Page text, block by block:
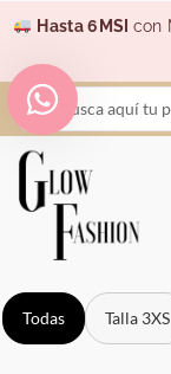
contenido
Hasta 6MSI con
Search
...
Todas Talla 3XS